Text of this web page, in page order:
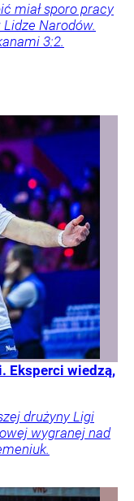
miał sporo pracy
Narodów.
3:2.
Eksperci wiedzą,
drużyny Ligi
wygranej nad